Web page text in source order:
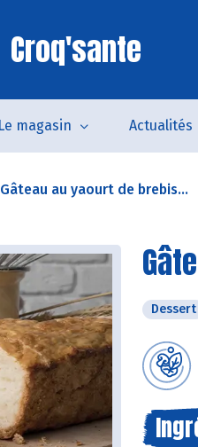
Croq'sante
Le magasin Actualités
Gâteau au yaourt de brebis...
Dessert